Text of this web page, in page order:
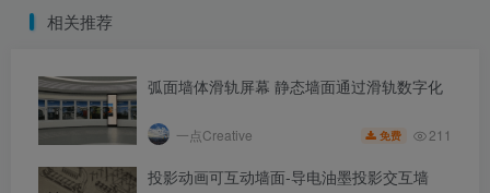
相关推荐
弧面墙体滑轨屏幕 静态墙面通过滑轨数字化
一点Creative 免费 211
投影动画可互动墙面-导电油墨投影交互墙